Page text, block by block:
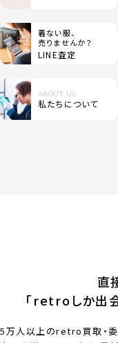
着ない服、
売りませんか？
LINE査定
ABOUT US
私たちについて
直
「retroしか出
5万人以上のretro買取・